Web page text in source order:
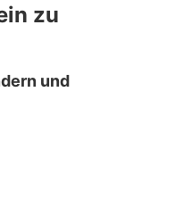
zu
und